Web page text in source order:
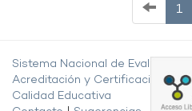
1
Sistema Nacional de Evaluación,
Acreditación y Certificación de la
Calidad Educativa